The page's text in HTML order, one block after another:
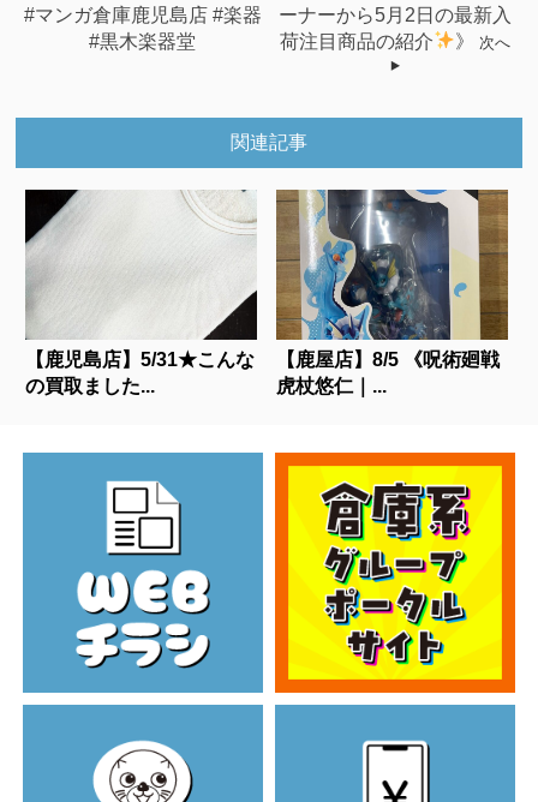
#マンガ倉庫鹿児島店 #楽器
#黒木楽器堂
ーナーから5月2日の最新入
荷注目商品の紹介
》 次へ
関連記事
【鹿児島店】5/31★こんな
の買取ました...
【鹿屋店】8/5 《呪術廻戦
虎杖悠仁｜...